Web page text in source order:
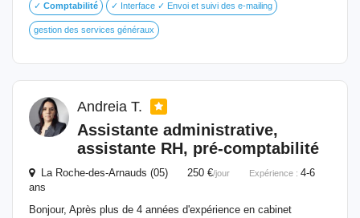
✓ Comptabilité ✓ Interface ✓ Envoi et suivi des e-mailing
gestion des services généraux
Andreia T.
Assistante administrative,
assistante RH, pré-comptabilité
La Roche-des-Arnauds (05) 250 €/jour Expérience : 4-6
ans
Bonjour, Après plus de 4 années d'expérience en cabinet